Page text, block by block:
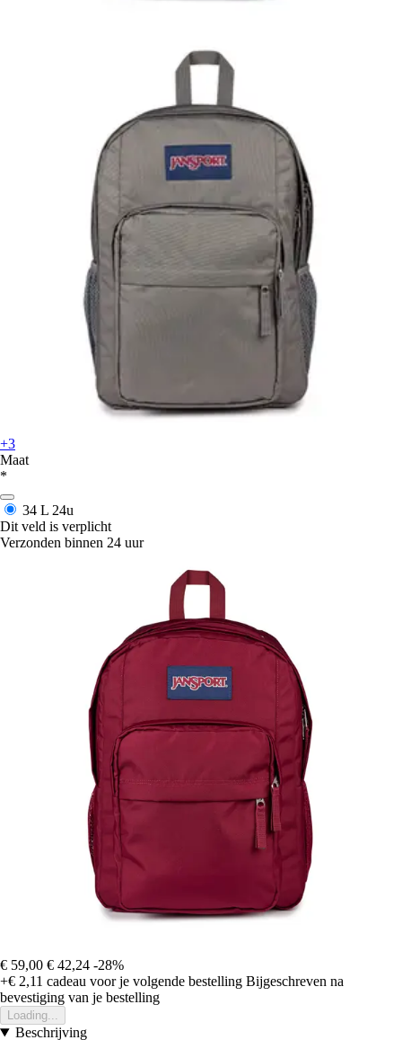
+3
Maat
*
34 L 24u
Dit veld is verplicht
Verzonden binnen 24 uur
€ 59,00 € 42,24 -28%
+€ 2,11 cadeau voor je volgende bestelling Bijgeschreven na
bevestiging van je bestelling
Loading...
Beschrijving